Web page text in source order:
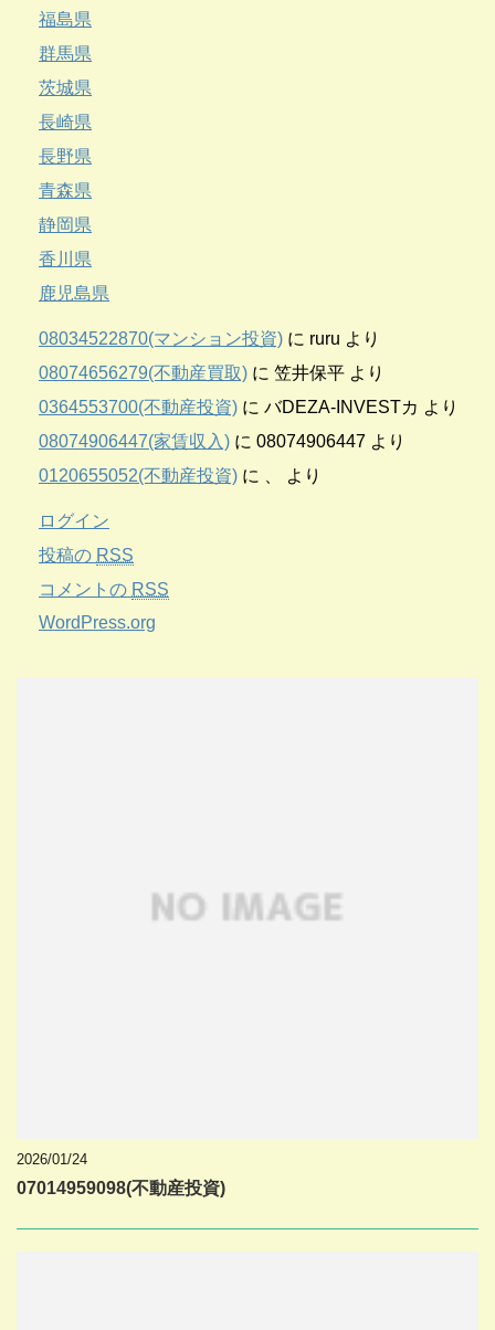
福島県
群馬県
茨城県
長崎県
長野県
青森県
静岡県
香川県
鹿児島県
08034522870(マンション投資) に ruru より
08074656279(不動産買取) に 笠井保平 より
0364553700(不動産投資) に バDEZA-INVESTカ より
08074906447(家賃収入) に 08074906447 より
0120655052(不動産投資) に より
ログイン
投稿の RSS
コメントの RSS
WordPress.org
2026/01/24
07014959098(不動産投資)